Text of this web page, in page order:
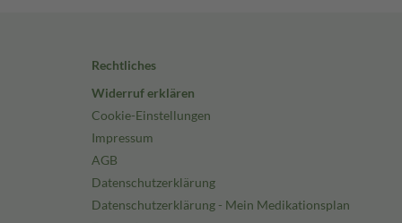
Rechtliches
Widerruf erklären
Cookie-Einstellungen
Impressum
AGB
Datenschutzerklärung
Datenschutzerklärung - Mein Medikationsplan